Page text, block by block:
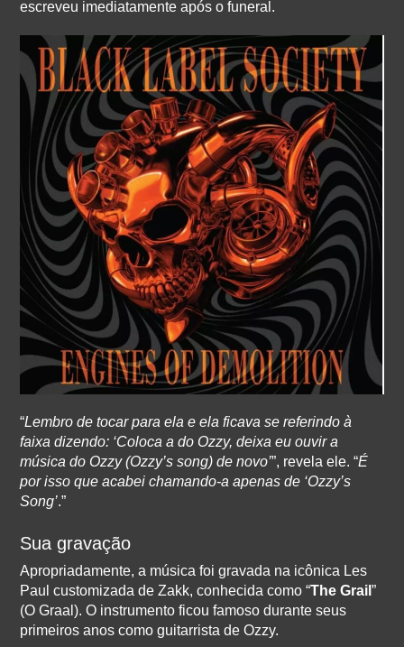
escreveu imediatamente após o funeral.
“Lembro de tocar para ela e ela ficava se referindo à
faixa dizendo: ‘Coloca a do Ozzy, deixa eu ouvir a
música do Ozzy (Ozzy’s song) de novo’”, revela ele. “É
por isso que acabei chamando-a apenas de ‘Ozzy’s
Song’.”
Sua gravação
Apropriadamente, a música foi gravada na icônica Les
Paul customizada de Zakk, conhecida como “The Grail”
(O Graal). O instrumento ficou famoso durante seus
primeiros anos como guitarrista de Ozzy.